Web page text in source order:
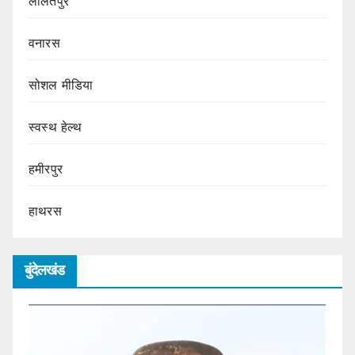
वनारस
सोशल मीडिया
स्वस्थ हेल्थ
हमीरपुर
हाथरस
बुंदेलखंड